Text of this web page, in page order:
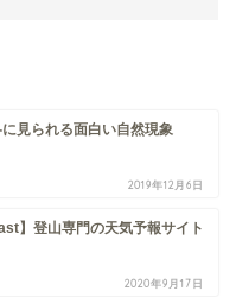
見られる面白い自然現象
2019年12月6日
】登山専門の天気予報サイト
2020年9月17日